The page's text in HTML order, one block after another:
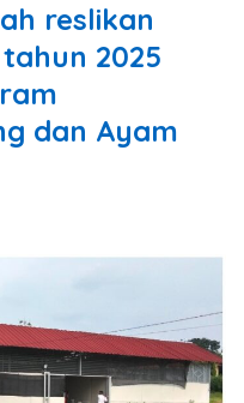
reslikan
2025
dan Ayam